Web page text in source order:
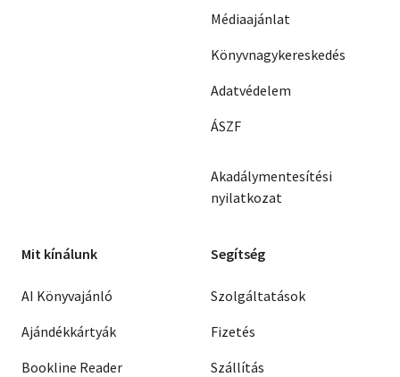
Médiaajánlat
Könyvnagykereskedés
Adatvédelem
ÁSZF
Akadálymentesítési
nyilatkozat
Mit kínálunk
AI Könyvajánló
Ajándékkártyák
Bookline Reader
Segítség
Szolgáltatások
Fizetés
Szállítás